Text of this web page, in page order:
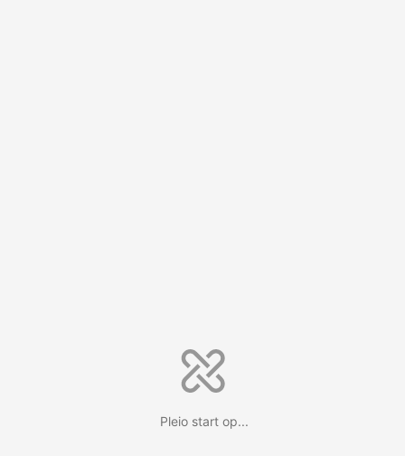
Pleio start op...